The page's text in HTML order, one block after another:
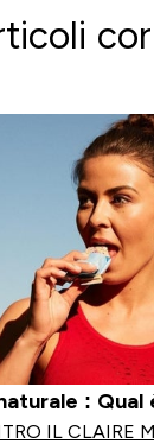
:
IL CLAIRE